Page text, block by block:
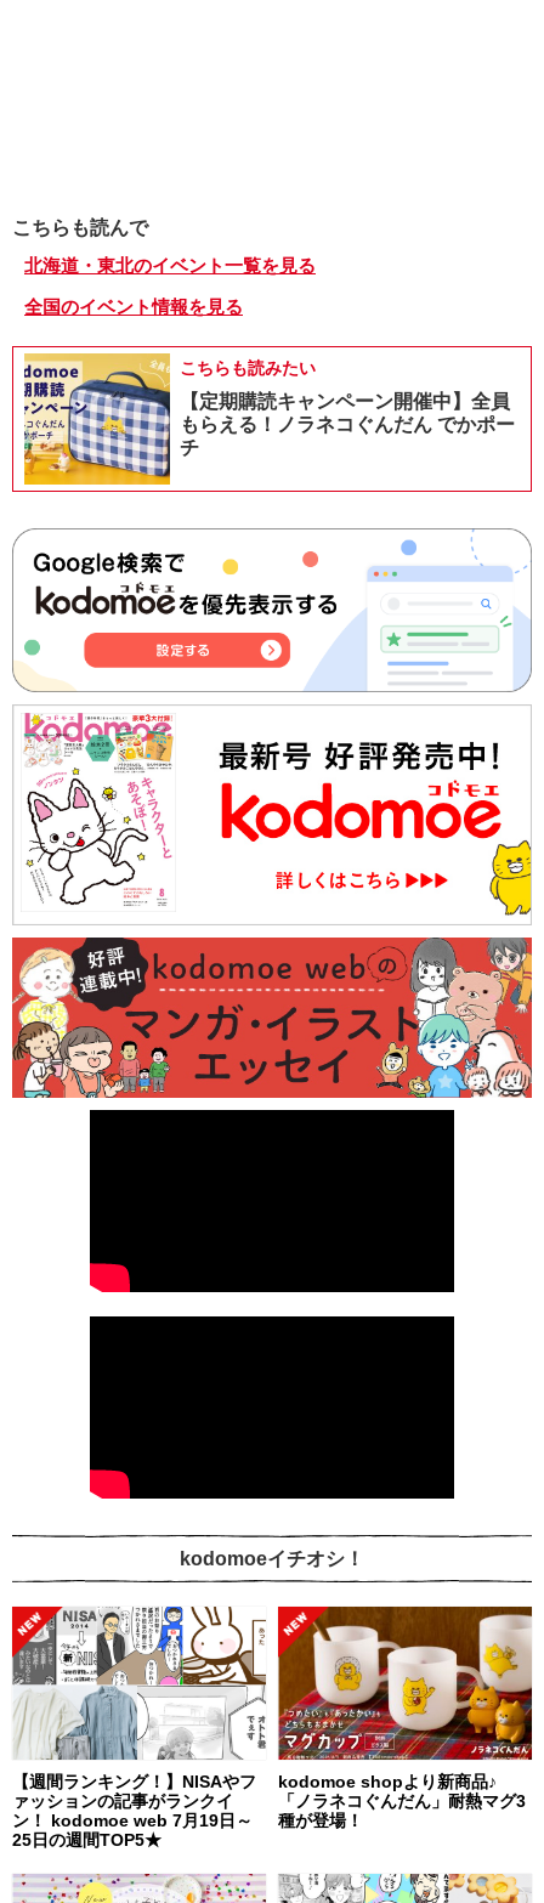
こちらも読んで
北海道・東北のイベント一覧を見る
全国のイベント情報を見る
こちらも読みたい
【定期購読キャンペーン開催中】全員
もらえる！ノラネコぐんだん でかポー
チ
kodomoeイチオシ！
【週間ランキング！】NISAやフ
ァッションの記事がランクイ
ン！ kodomoe web 7月19日～
25日の週間TOP5★
kodomoe shopより新商品♪
「ノラネコぐんだん」耐熱マグ3
種が登場！